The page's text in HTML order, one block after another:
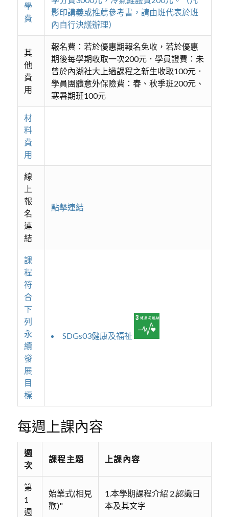
學
費
影印講義或推薦參考書，請由班代表於班
內自行決議辦理）
其
他
費
用
報名費：若於優惠期報名免收，若於優惠
期後每學期收取一次200元．學員證費：未
曾於內湖社大上過課程之新生收取100元．
學員團體意外保險費：春、秋季班200元、
寒暑期班100元
材
料
費
用
線
上
報
名
連
結
點擊連結
課
程
符
合
下
列
永
續
發
展
目
標
SDGs03健康及福祉
每週上課內容
週
次
課程主題 上課內容
第
1
週
始業式(相見
歡)"
1.本學期課程介紹 2.認識日
本及其文字